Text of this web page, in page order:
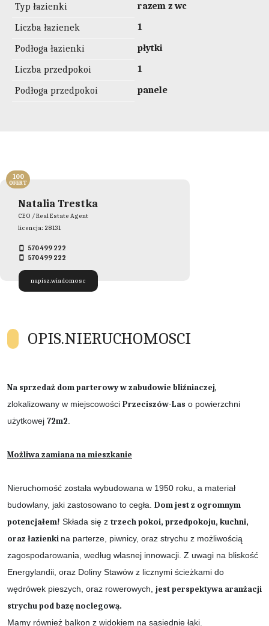
Typ łazienki
razem z wc
Liczba łazienek
1
Podłoga łazienki
płytki
Liczba przedpokoi
1
Podłoga przedpokoi
panele
Natalia Trestka
CEO / Real Estate Agent
licencja: 28131
570 499 222
570 499 222
napisz.wiadomosc
100
OFERT
OPIS.NIERUCHOMOSCI
Na sprzedaż dom parterowy w zabudowie bliźniaczej,
zlokalizowany w miejscowości Przeciszów-Las o powierzchni
użytkowej 72m2.
Możliwa zamiana na mieszkanie
Nieruchomość została wybudowana w 1950 roku, a materiał
budowlany, jaki zastosowano to cegła. Dom jest z ogromnym
potencjałem! Składa się z trzech pokoi, przedpokoju, kuchni,
oraz łazienki na parterze, piwnicy, oraz strychu z możliwością
zagospodarowania, według własnej innowacji. Z uwagi na bliskość
Energylandii, oraz Doliny Stawów z licznymi ścieżkami do
wędrówek pieszych, oraz rowerowych, jest perspektywa aranżacji
strychu pod bazę noclegową.
Mamy również balkon z widokiem na sąsiednie łąki.